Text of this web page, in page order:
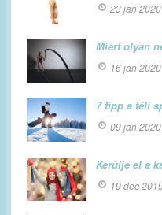
23 jan 2020
Miért olyan
16 jan 2020
7 tipp a téli
09 jan 2020
Kerülje el a
19 dec